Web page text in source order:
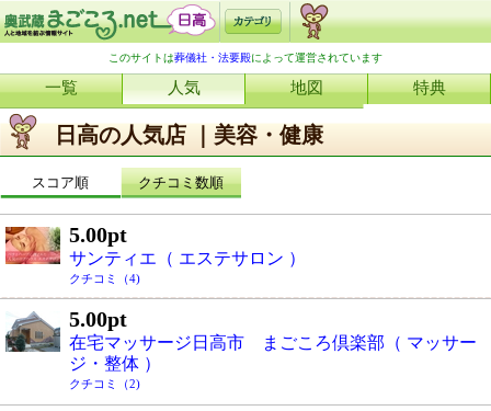
このサイトは葬儀社・法要殿によって運営されています
一覧 人気 地図 特典
日高の人気店 ｜美容・健康
スコア順 クチコミ数順
5.00pt
サンティエ（ エステサロン ）
クチコミ（4)
5.00pt
在宅マッサージ日高市 まごころ倶楽部（ マッサー
ジ・整体 ）
クチコミ（2)